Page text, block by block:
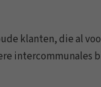
klanten, die al
intercommunales